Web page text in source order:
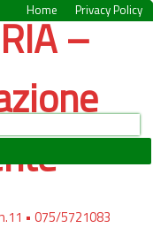
Privacy Policy
Home
–
• 075/5721083